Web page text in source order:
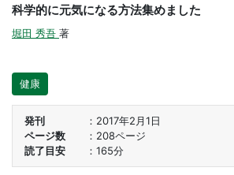
科学的に元気になる方法集めました
堀田 秀吾 著
健康
発刊
2017年2月1日
ページ数
208ページ
読了目安
165分